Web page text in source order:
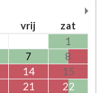
vrij
zat
1
7
8
14
15
21
22